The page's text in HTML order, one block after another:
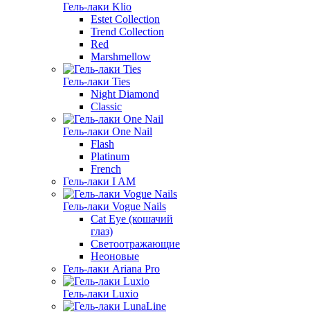
Гель-лаки Klio
Estet Collection
Trend Collection
Red
Marshmellow
Гель-лаки Ties
Night Diamond
Classic
Гель-лаки One Nail
Flash
Platinum
French
Гель-лаки I AM
Гель-лаки Vogue Nails
Cat Eye (кошачий
глаз)
Светоотражающие
Неоновые
Гель-лаки Ariana Pro
Гель-лаки Luxio